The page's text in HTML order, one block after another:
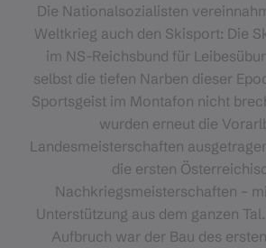
Die Nationalsozialisten
Weltkrieg auch den Skisport: Die
im NS-Reichsbund für
selbst die tiefen Narben dieser
Sportsgeist im Montafon nicht
wurden erneut die
Landesmeisterschaften
die ersten
Nachkriegsmeisterschaften –
Unterstützung aus dem ganzen
Aufbruch war der Bau des